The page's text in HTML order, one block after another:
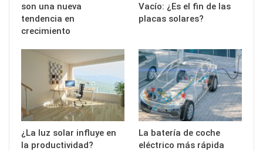
son una nueva
tendencia en
crecimiento
Vacío: ¿Es el fin de las
placas solares?
¿La luz solar influye en
la productividad?
La batería de coche
eléctrico más rápida